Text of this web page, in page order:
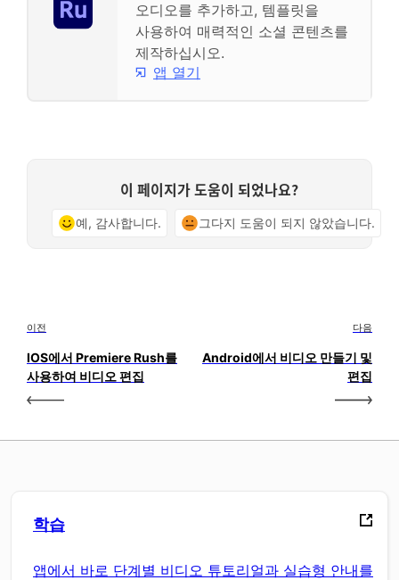
오디오를 추가하고, 템플릿을
사용하여 매력적인 소셜 콘텐츠를
제작하십시오.
앱 열기
이 페이지가 도움이 되었나요?
예, 감사합니다. 그다지 도움이 되지 않았습니다.
이전
IOS에서 Premiere Rush를
사용하여 비디오 편집
다음
Android에서 비디오 만들기 및
편집
학습
앱에서 바로 단계별 비디오 튜토리얼과 실습형 안내를